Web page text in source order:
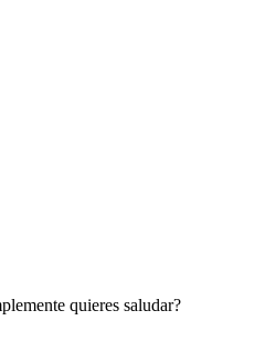
quieres saludar?